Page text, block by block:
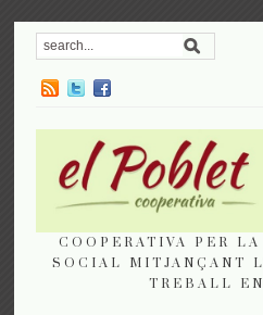
COOPERATIVA PER
SOCIAL MITJANÇANT
TREBALL